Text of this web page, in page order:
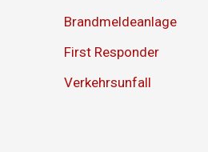
Brandmeldeanlage
First Responder
Verkehrsunfall